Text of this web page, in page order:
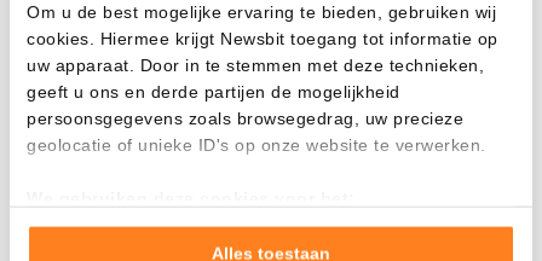
Om u de best mogelijke ervaring te bieden, gebruiken wij
cookies. Hiermee krijgt Newsbit toegang tot informatie op
uw apparaat. Door in te stemmen met deze technieken,
geeft u ons en derde partijen de mogelijkheid
persoonsgegevens zoals browsegedrag, uw precieze
geolocatie of unieke ID's op onze website te verwerken.
Goed laten functioneren van deze website
Verzamelen van gebruiksstatistieken
Alles toestaan
Cada Desde
$